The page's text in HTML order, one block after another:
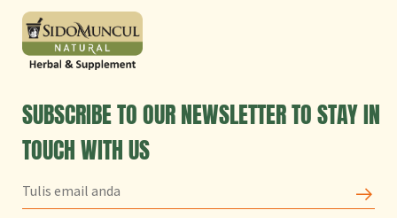
SUBSCRIBE TO OUR NEWSLETTER TO STAY IN
TOUCH WITH US